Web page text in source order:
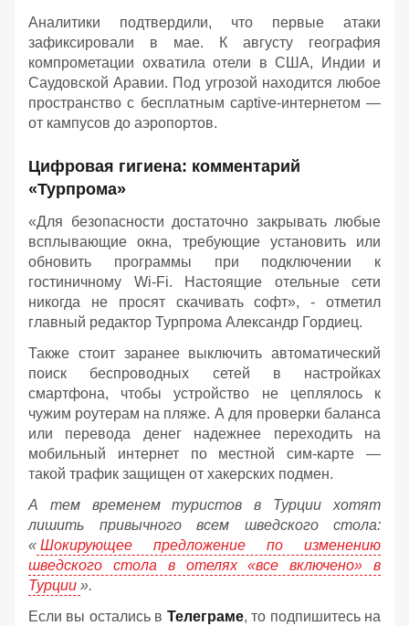
Аналитики подтвердили, что первые атаки
зафиксировали в мае. К августу география
компрометации охватила отели в США, Индии и
Саудовской Аравии. Под угрозой находится любое
пространство с бесплатным captive-интернетом —
от кампусов до аэропортов.
Цифровая гигиена: комментарий
«Турпрома»
«Для безопасности достаточно закрывать любые
всплывающие окна, требующие установить или
обновить программы при подключении к
гостиничному Wi-Fi. Настоящие отельные сети
никогда не просят скачивать софт», - отметил
главный редактор Турпрома Александр Гордиец.
Также стоит заранее выключить автоматический
поиск беспроводных сетей в настройках
смартфона, чтобы устройство не цеплялось к
чужим роутерам на пляже. А для проверки баланса
или перевода денег надежнее переходить на
мобильный интернет по местной сим-карте —
такой трафик защищен от хакерских подмен.
А тем временем туристов в Турции хотят
лишить привычного всем шведского стола:
« Шокирующее предложение по изменению
шведского стола в отелях «все включено» в
Турции ».
Если вы остались в Телеграме, то подпишитесь на